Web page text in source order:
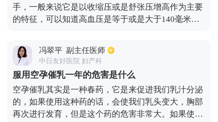
手，一般来说它是以收缩压或是舒张压增高作为主要
的特征，可以知道高血压是等于或是大于140毫米汞
重的是高血压的治疗还有预防，但是往往会忘记低压
高对人的危害。按理说低压高对于人的危害会比较
大，而引起它的原因有很多，比如:1、因为小动脉的
压力比较的高，还有外面周围的血管也阻力增加，导
致主动脉的一些血液向外面周围的血管里流动的速度
减缓了，而主动脉中那些存留的血液从而增加，所以
使舒张压加大，从而引起一些疾病，如脑血管硬化，
冯翠平 副主任医师
中日友好医院 妇产科
服用空孕催乳一年的危害是什么
空孕催乳其实是一种春药，它是来促进我们乳汁分泌
的，如果使用这种药的话，会使我们乳头变大，胸部
再次进行发育，但是这个药的危害非常大。如果使用